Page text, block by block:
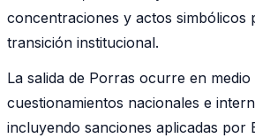
concentraciones y actos simbólicos
transición institucional.
La salida de Porras ocurre en
cuestionamientos nacionales e
incluyendo sanciones aplicadas por